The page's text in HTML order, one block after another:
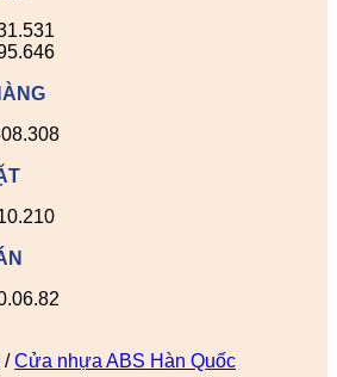
/ Cửa nhựa ABS Hàn Quốc